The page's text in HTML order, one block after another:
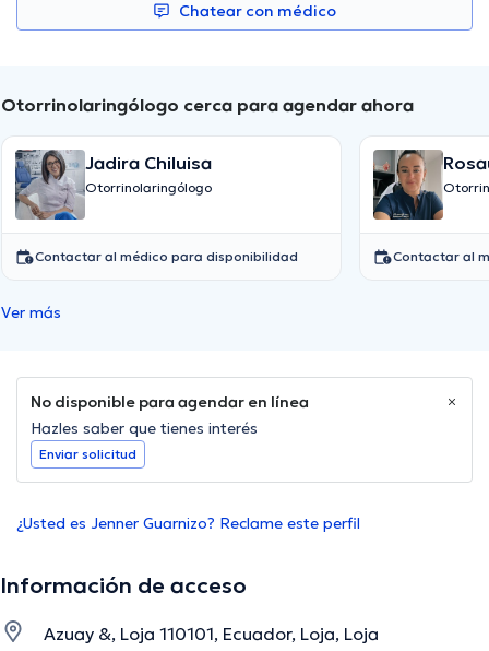
Chatear con médico
Otorrinolaringólogo cerca para agendar ahora
Jadira Chiluisa
Otorrinolaringólogo
Contactar al médico para disponibilidad Contactar al
Ver más
No disponible para agendar en línea
Hazles saber que tienes interés
Enviar solicitud
¿Usted es Jenner Guarnizo? Reclame este perfil
Información de acceso
Azuay &, Loja 110101, Ecuador, Loja, Loja